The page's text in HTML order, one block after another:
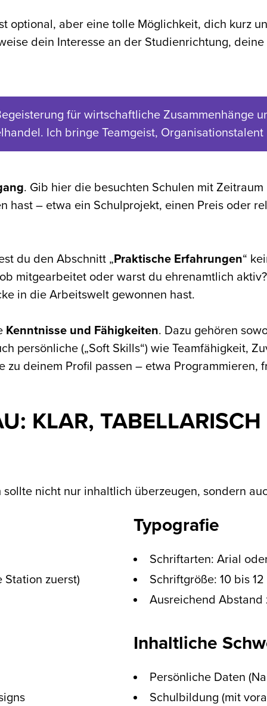
optional, aber eine tolle Möglichkeit, dich kurz
dein Interesse an der Studienrichtung,
für wirtschaftliche Zusammenhänge
Ich bringe Teamgeist, Organisationstalent
. Gib hier die besuchten Schulen mit
hast – etwa ein Schulprojekt, einen Preis oder
du den Abschnitt „Praktische Erfahrungen“
mitgearbeitet oder warst du ehrenamtlich
in die Arbeitswelt gewonnen hast.
Kenntnisse und Fähigkeiten. Dazu gehören
persönliche („Soft Skills“) wie Teamfähigkeit,
deinem Profil passen – etwa Programmieren,
KLAR,
nicht nur inhaltlich überzeugen, sondern
Station zuerst)
Typografie
Schriftarten: Arial
Schriftgröße: 10 bis 12
Ausreichend
Inhaltliche
Persönliche Daten
Schulbildung (mit